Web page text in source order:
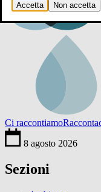
Ci raccontiamo
8 agosto 2026
Sezioni
Accetta Non accetta